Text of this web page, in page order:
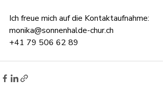
Ich freue mich auf die Kontaktaufnahme:
monika@sonnenhalde-chur.ch
+41 79 506 62 89